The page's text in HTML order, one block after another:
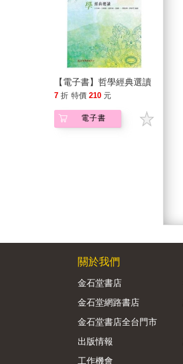
【電子書】哲學經典選讀
7 折 特價 210 元
電子書
關於我們
金石堂書店
金石堂網路書店
金石堂書店全台門市
出版情報
工作機會